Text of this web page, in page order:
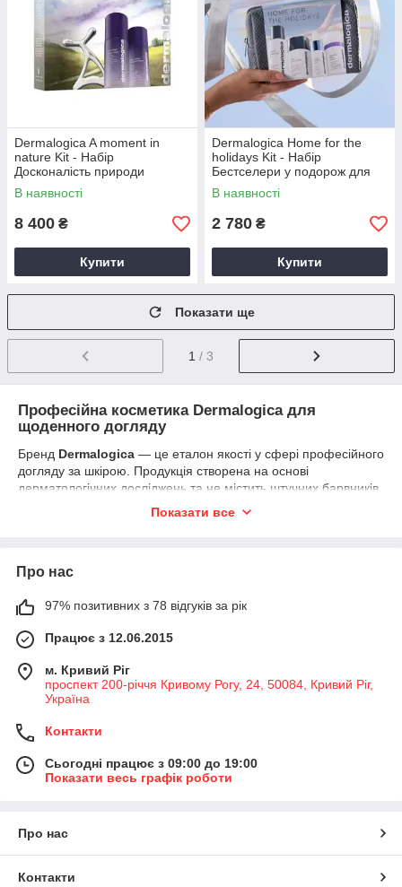
Dermalogica A moment in
nature Kit - Набір
Досконалість природи
ліфтинг та зміцнення шкіри
обличчя та шиї
В наявності
8 400 ₴
Купити
Dermalogica Home for the
holidays Kit - Набір
Бестселери у подорож для
шкіри обличчя
В наявності
2 780 ₴
Купити
Показати ще
1 / 3
Професійна косметика Dermalogica для
щоденного догляду
Бренд Dermalogica — це еталон якості у сфері професійного
догляду за шкірою. Продукція створена на основі
дерматологічних досліджень та не містить штучних барвників,
ароматизаторів, спирту чи мінеральних олій. Кожен засіб
У нашому каталозі представлені:
тоніки, що нормалізують pH баланc;
креми й сироватки для глибокого зволоження;
Dermalogica— це косметика, яку обирають професійні
косметологи, адже вона підходить навіть для найчутливішої
шкіру чистою, свіжою та здоровою.
Показати все
Про нас
97% позитивних з 78 відгуків за рік
Працює з 12.06.2015
м. Кривий Ріг
проспект 200-річчя Кривому Рогу, 24, 50084, Кривий Ріг,
Україна
Контакти
Сьогодні працює з 09:00 до 19:00
Показати весь графік роботи
Про нас
Контакти